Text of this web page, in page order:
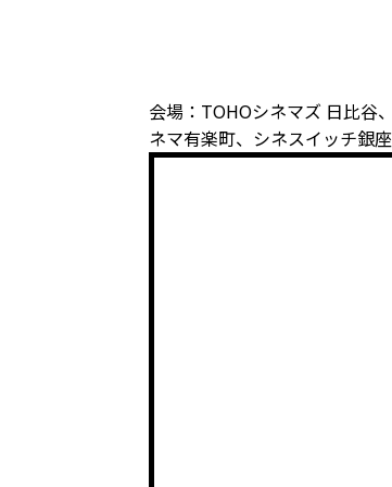
会場：TOHOシネマズ 日比谷
ネマ有楽町、シネスイッチ銀座